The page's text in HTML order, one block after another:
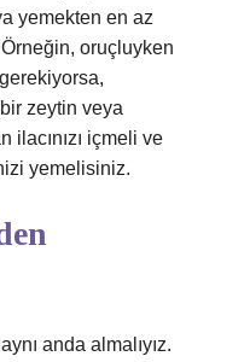
yemekten en az
Örneğin, oruçluyken
zeytin veya
ilacınızı içmeli ve
yemelisiniz.
anda almalıyız.